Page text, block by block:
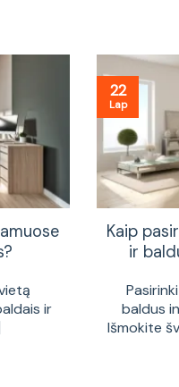
ir
Kaip
ir
baldus
Išmokite
22
Lap